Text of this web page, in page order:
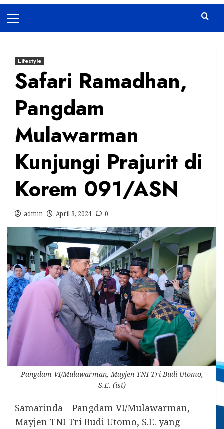
Menu
Lifestyle
Safari Ramadhan,
Pangdam
Mulawarman
Kunjungi Prajurit di
Korem 091/ASN
admin April 3, 2024 0
Pangdam VI/Mulawarman, Mayjen TNI Tri Budi Utomo,
S.E. (ist)
Samarinda – Pangdam VI/Mulawarman,
Mayjen TNI Tri Budi Utomo, S.E. yang